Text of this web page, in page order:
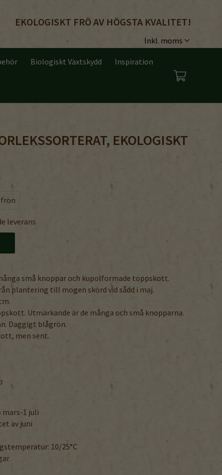
EKOLOGISKT FRÖ AV HÖGSTA KVALITET!
Biologiskt Växtskydd Inspiration
EKOLOGISKT
frön
leverans
små knoppar och kupolformade toppskott.
plantering till mogen skörd vid sådd i maj.
Utmärkande är de många och små knopparna.
Daggigt blågrön.
men sent.
mars-1 juli
av juni
10/25°C